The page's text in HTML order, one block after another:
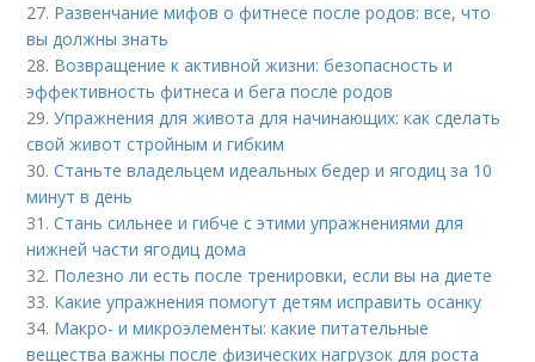
27. Развенчание мифов о фитнесе после родов: все, что
вы должны знать
28. Возвращение к активной жизни: безопасность и
эффективность фитнеса и бега после родов
29.Упражнения для живота для начинающих: как сделать
свой живот стройным и гибким
30.Станьте владельцем идеальных бедер и ягодиц за 10
минут в день
31.Стань сильнее и гибче с этими упражнениями для
нижней части ягодиц дома
32. Полезно ли есть после тренировки, если вы на диете
33. Какие упражнения помогут детям исправить осанку
34. Макро- и микроэлементы: какие питательные
вещества важны после физических нагрузок для роста